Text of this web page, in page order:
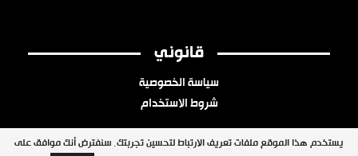
قانوني
سياسة الخصوصية
شروط الاستخدام
يستخدم هذا الموقع ملفات تعريف الارتباط لتحسين تجربتك. سنفترض أنك موافق على